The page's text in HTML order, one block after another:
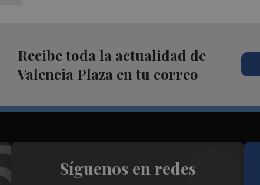
Recibe toda la actualidad de
Valencia Plaza en tu correo
Síguenos en redes